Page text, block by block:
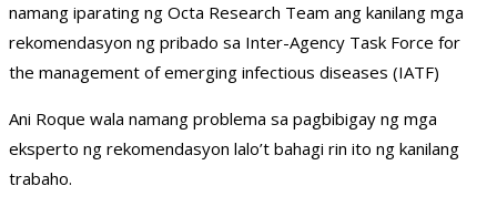
namang iparating ng Octa Research Team ang kanilang mga
rekomendasyon ng pribado sa Inter-Agency Task Force for
the management of emerging infectious diseases (IATF)
Ani Roque wala namang problema sa pagbibigay ng mga
eksperto ng rekomendasyon lalo’t bahagi rin ito ng kanilang
trabaho.